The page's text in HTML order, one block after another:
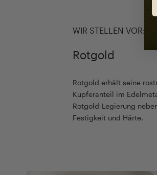
WIR STELLEN VOR:
Rotgold
Rotgold erhält seine
Kupferanteil im
Rotgold-Legierung
Festigkeit und Härte.